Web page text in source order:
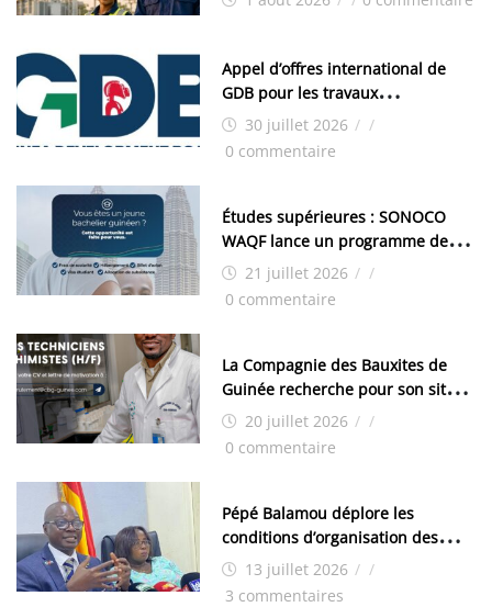
Appel d’offres international de
GDB pour les travaux
d’aménagement de la zone
industrielle de FANDJE (PAZIF)
30 juillet 2026 / /
0 commentaire
Études supérieures : SONOCO
WAQF lance un programme de
bourses pour la Malaisie
21 juillet 2026 / /
0 commentaire
La Compagnie des Bauxites de
Guinée recherche pour son site
de Kamsar des techniciens
chimistes (H/F)
20 juillet 2026 / /
0 commentaire
Pépé Balamou déplore les
conditions d’organisation des
examens nationaux : « Si ce sont
les élections, on trouve tous les
13 juillet 2026 / /
3 commentaires